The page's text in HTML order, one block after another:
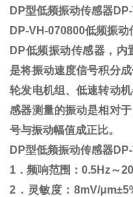
DP型低频振动传感器
DP-VH-070800低频振动
DP低频振动传感器，内
是将振动速度信号积分
轮发电机组、低速转动
感器测量的振动是相对
号与振动幅值成正比。
DP型低频振动传感器
1．频响范围：0.5Hz～
2．灵敏度：8mV/